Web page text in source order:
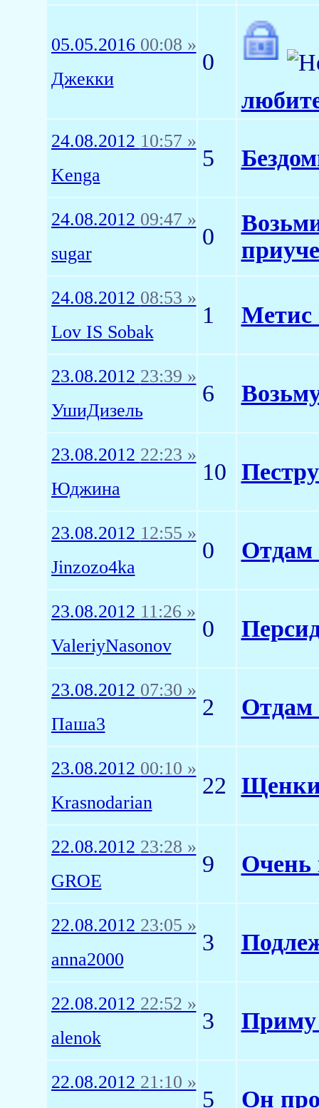
05.05.2016 00:08 »
Джекки
0
24.08.2012 10:57 »
Kenga
5
24.08.2012 09:47 »
sugar
0
24.08.2012 08:53 »
Lov IS Sobak
1 Метис
23.08.2012 23:39 »
УшиДизель
6
23.08.2012 22:23 »
Юджина
10
23.08.2012 12:55 »
Jinzozo4ka
0 Отдам
23.08.2012 11:26 »
ValeriyNasonov
0
23.08.2012 07:30 »
Паша3
2 Отдам
23.08.2012 00:10 »
Krasnodarian
22
22.08.2012 23:28 »
GROE
9 Очень
22.08.2012 23:05 »
anna2000
3
22.08.2012 22:52 »
alenok
3 Приму
22.08.2012 21:10 »
5 Он